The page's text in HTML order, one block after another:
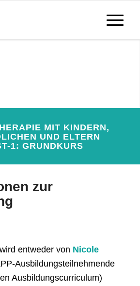
ANMELDEN
MIT KINDERN,
UND ELTERN
1: GRUNDKURS
zur
entweder von Nicole
Ausbildungsteilnehmende
Ausbildungscurriculum)